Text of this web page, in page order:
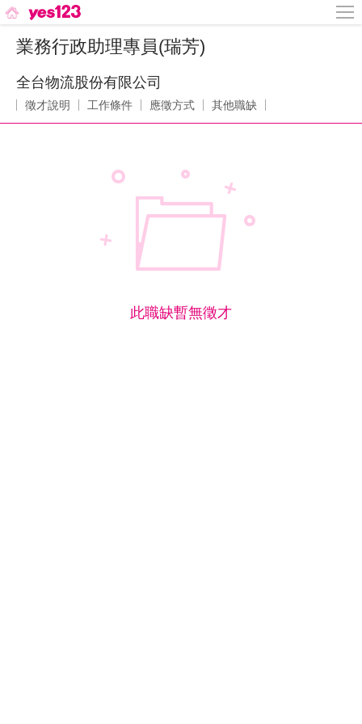
業務行政助理專員(瑞芳)
全台物流股份有限公司
徵才說明 工作條件 應徵方式 其他職缺
此職缺暫無徵才